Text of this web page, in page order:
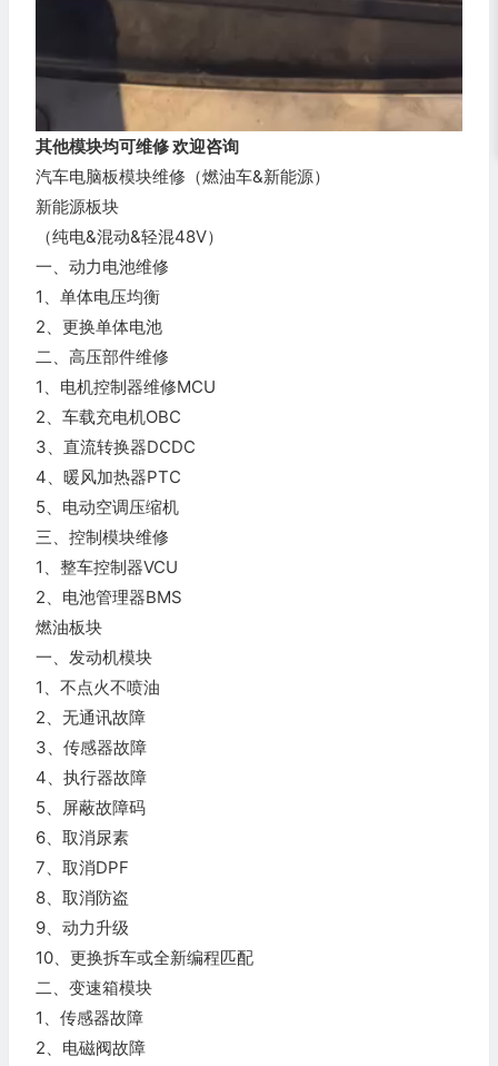
其他模块均可维修 欢迎咨询
汽车电脑板模块维修（燃油车&新能源）
新能源板块
（纯电&混动&轻混48V）
一、动力电池维修
1、单体电压均衡
2、更换单体电池
二、高压部件维修
1、电机控制器维修MCU
2、车载充电机OBC
3、直流转换器DCDC
4、暖风加热器PTC
5、电动空调压缩机
三、控制模块维修
1、整车控制器VCU
2、电池管理器BMS
燃油板块
一、发动机模块
1、不点火不喷油
2、无通讯故障
3、传感器故障
4、执行器故障
5、屏蔽故障码
6、取消尿素
7、取消DPF
8、取消防盗
9、动力升级
10、更换拆车或全新编程匹配
二、变速箱模块
1、传感器故障
2、电磁阀故障